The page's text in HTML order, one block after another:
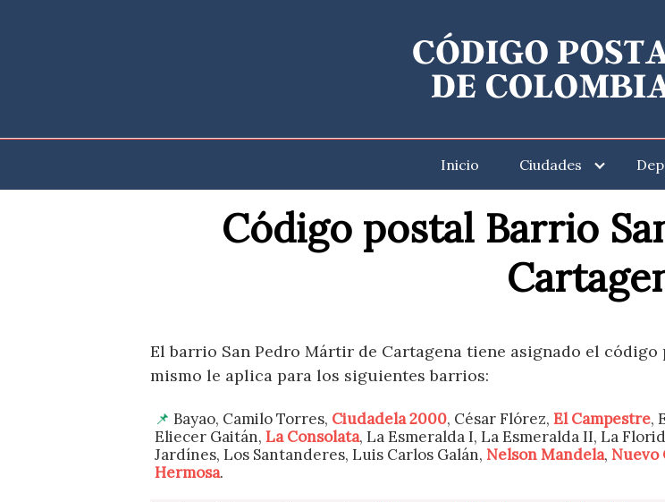
Inicio Ciudades
Código postal Barrio
El barrio San Pedro Mártir de Cartagena tiene asignado el código
mismo le aplica para los siguientes barrios:
Bayao, Camilo Torres, Ciudadela 2000, César Flórez, El Campestre,
Eliecer Gaitán, La Consolata, La Esmeralda I, La Esmeralda II, La
Jardínes, Los Santanderes, Luis Carlos Galán, Nelson Mandela, Nuevo
Hermosa.